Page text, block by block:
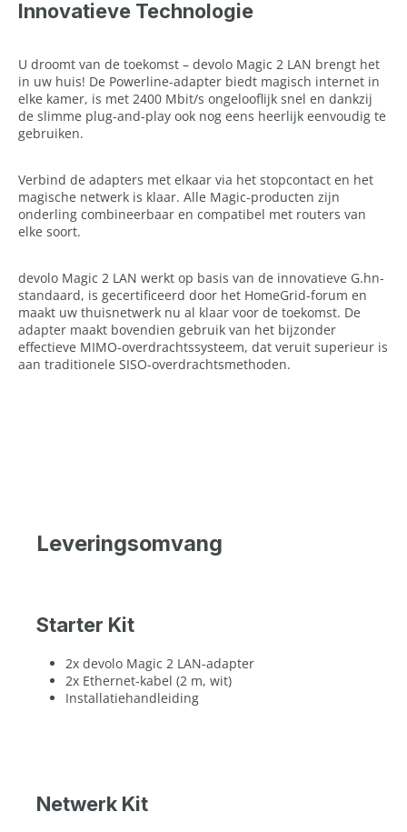
Innovatieve Technologie
U droomt van de toekomst – devolo Magic 2 LAN brengt het
in uw huis! De Powerline-adapter biedt magisch internet in
elke kamer, is met 2400 Mbit/s ongelooflijk snel en dankzij
de slimme plug-and-play ook nog eens heerlijk eenvoudig te
gebruiken.
Verbind de adapters met elkaar via het stopcontact en het
magische netwerk is klaar. Alle Magic-producten zijn
onderling combineerbaar en compatibel met routers van
elke soort.
devolo Magic 2 LAN werkt op basis van de innovatieve G.hn-
standaard, is gecertificeerd door het HomeGrid-forum en
maakt uw thuisnetwerk nu al klaar voor de toekomst. De
adapter maakt bovendien gebruik van het bijzonder
effectieve MIMO-overdrachtssysteem, dat veruit superieur is
aan traditionele SISO-overdrachtsmethoden.
Leveringsomvang
Starter Kit
2x devolo Magic 2 LAN-adapter
2x Ethernet-kabel (2 m, wit)
Installatiehandleiding
Netwerk Kit